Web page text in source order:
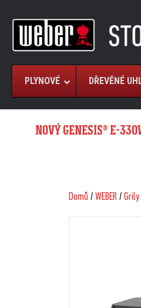
PLYNOVÉ DŘEVĚNÉ
NOVÝ GENESIS® E-
Domů/ WEBER/ Grily